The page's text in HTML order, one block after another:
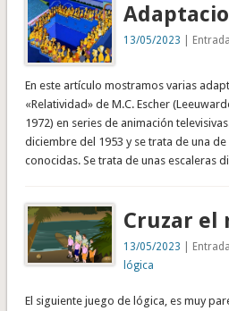
13/05/2023 |
En este artículo mostramos varias
«Relatividad» de M.C. Escher
1972) en series de animación
diciembre del 1953 y se trata de una
conocidas. Se trata de unas escaleras
Cruzar el
13/05/2023 |
lógica
El siguiente juego de lógica, es muy